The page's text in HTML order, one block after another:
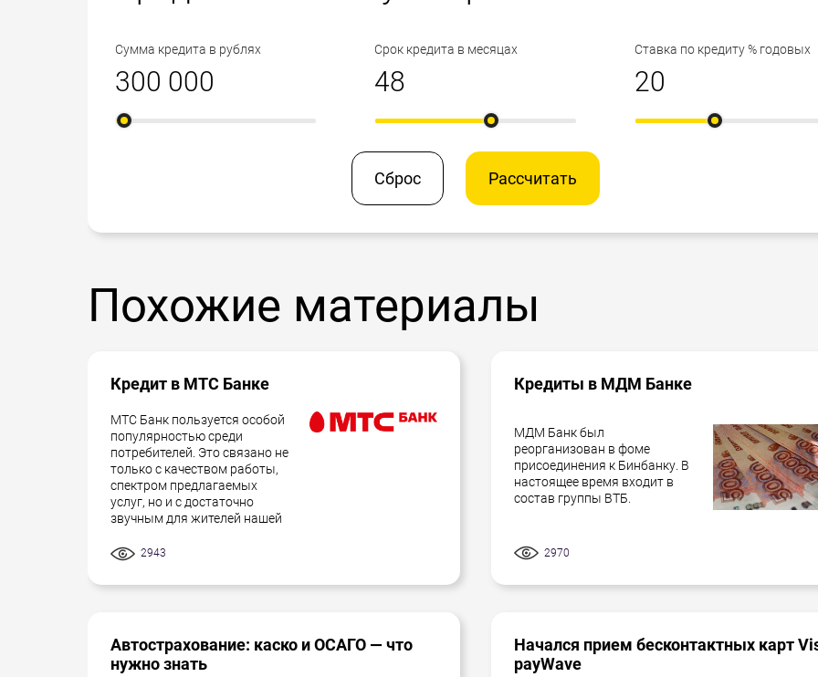
Сумма кредита в рублях Срок кредита в месяцах Ставка по кредиту % годовых
Сброс Рассчитать
Похожие материалы
Кредит в МТС Банке
МТС Банк пользуется особой
популярностью среди
потребителей. Это связано не
только с качеством работы,
спектром предлагаемых
услуг, но и с достаточно
звучным для жителей нашей
2943
Кредиты в МДМ Банке
МДМ Банк был
реорганизован в фоме
присоединения к Бинбанку. В
настоящее время входит в
состав группы ВТБ.
2970
Автострахование: каско и ОСАГО — что
нужно знать
Начался прием бесконтактных карт
payWave